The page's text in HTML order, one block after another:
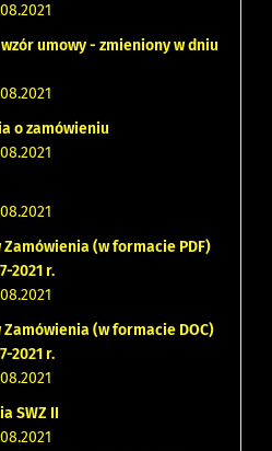
umowy - zmieniony w dniu
o zamówieniu
(w formacie PDF)
2021 r.
(w formacie DOC)
2021 r.
SWZ II